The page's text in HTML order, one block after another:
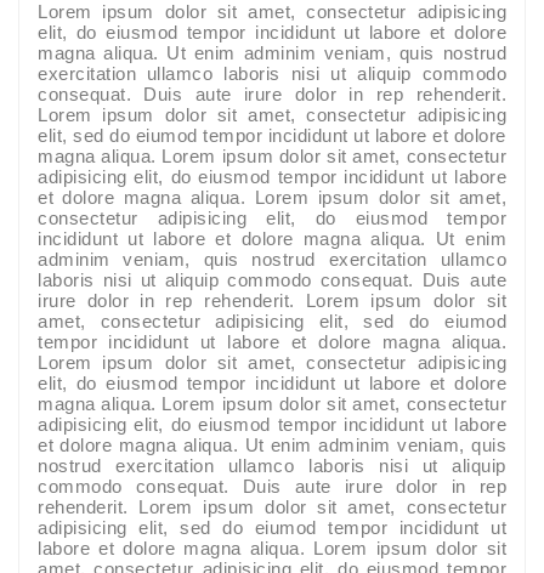
Lorem ipsum dolor sit amet, consectetur adipisicing
elit, do eiusmod tempor incididunt ut labore et dolore
magna aliqua. Ut enim adminim veniam, quis nostrud
exercitation ullamco laboris nisi ut aliquip commodo
consequat. Duis aute irure dolor in rep rehenderit.
Lorem ipsum dolor sit amet, consectetur adipisicing
elit, sed do eiumod tempor incididunt ut labore et dolore
magna aliqua. Lorem ipsum dolor sit amet, consectetur
adipisicing elit, do eiusmod tempor incididunt ut labore
et dolore magna aliqua. Lorem ipsum dolor sit amet,
consectetur adipisicing elit, do eiusmod tempor
incididunt ut labore et dolore magna aliqua. Ut enim
adminim veniam, quis nostrud exercitation ullamco
laboris nisi ut aliquip commodo consequat. Duis aute
irure dolor in rep rehenderit. Lorem ipsum dolor sit
amet, consectetur adipisicing elit, sed do eiumod
tempor incididunt ut labore et dolore magna aliqua.
Lorem ipsum dolor sit amet, consectetur adipisicing
elit, do eiusmod tempor incididunt ut labore et dolore
magna aliqua. Lorem ipsum dolor sit amet, consectetur
adipisicing elit, do eiusmod tempor incididunt ut labore
et dolore magna aliqua. Ut enim adminim veniam, quis
nostrud exercitation ullamco laboris nisi ut aliquip
commodo consequat. Duis aute irure dolor in rep
rehenderit. Lorem ipsum dolor sit amet, consectetur
adipisicing elit, sed do eiumod tempor incididunt ut
labore et dolore magna aliqua. Lorem ipsum dolor sit